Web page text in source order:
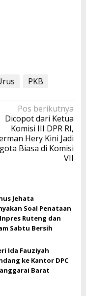
PKB
Pos berikutnya
Dicopot dari Ketua
Komisi III DPR RI,
Hery Kini Jadi
Biasa di Komisi
VII
Jehata
Soal Penataan
Ruteng dan
Sabtu Bersih
Ida Fauziyah
ke Kantor DPC
Barat